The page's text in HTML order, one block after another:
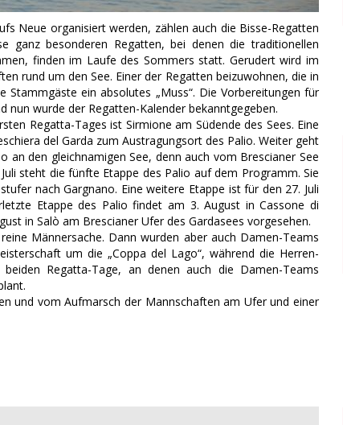
Neue organisiert werden, zählen auch die Bisse-Regatten
ganz besonderen Regatten, bei denen die traditionellen
finden im Laufe des Sommers statt. Gerudert wird im
rund um den See. Einer der Regatten beizuwohnen, die in
ein absolutes „Muss“. Die Vorbereitungen für
nun wurde der Regatten-Kalender bekanntgegeben.
Regatta-Tages ist Sirmione am Südende des Sees. Eine
del Garda zum Austragungsort des Palio. Weiter geht
an den gleichnamigen See, denn auch vom Brescianer See
steht die fünfte Etappe des Palio auf dem Programm. Sie
nach Gargnano. Eine weitere Etappe ist für den 27. Juli
Etappe des Palio findet am 3. August in Cassone di
in Salò am Brescianer Ufer des Gardasees vorgesehen.
Männersache. Dann wurden aber auch Damen-Teams
um die „Coppa del Lago“, während die Herren-
Regatta-Tage, an denen auch die Damen-Teams
und vom Aufmarsch der Mannschaften am Ufer und einer